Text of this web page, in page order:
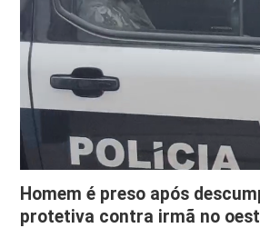
Homem é preso após
protetiva contra irmã no